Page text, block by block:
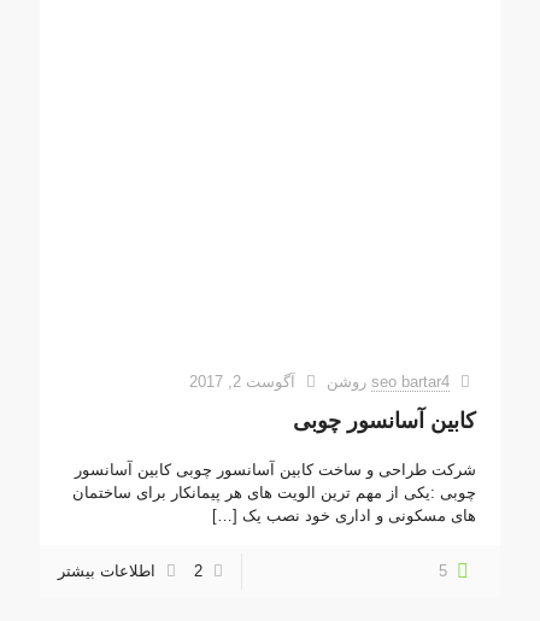
seo bartar4 روشن آگوست 2, 2017
کابین آسانسور چوبی
شرکت طراحی و ساخت کابین آسانسور چوبی کابین آسانسور
چوبی :یکی از مهم ترین الویت های هر پیمانکار برای ساختمان
های مسکونی و اداری خود نصب یک […]
5
2 اطلاعات بیشتر